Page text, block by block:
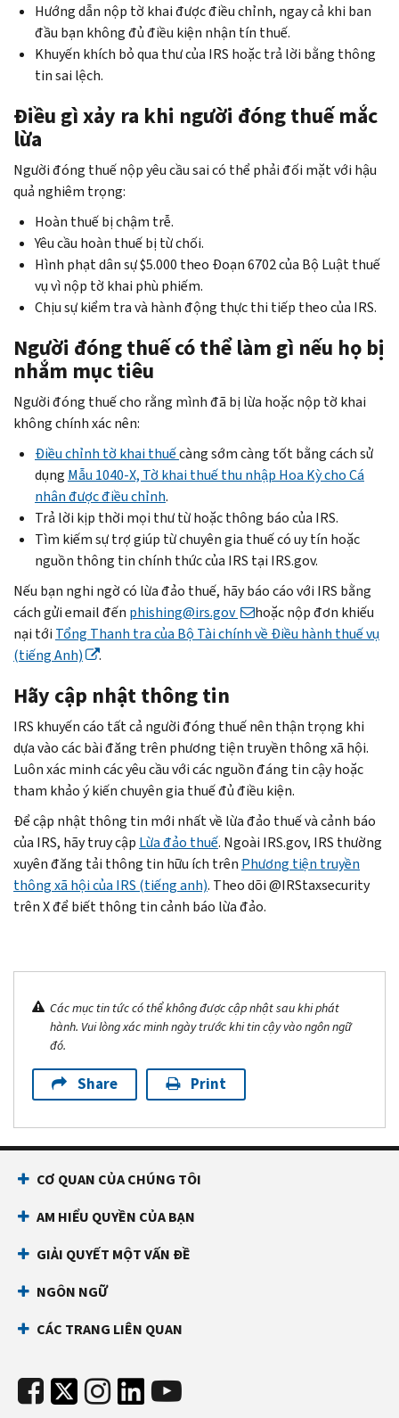
Hướng dẫn nộp tờ khai được điều chỉnh, ngay cả khi ban
đầu bạn không đủ điều kiện nhận tín thuế.
Khuyến khích bỏ qua thư của IRS hoặc trả lời bằng thông
tin sai lệch.
Điều gì xảy ra khi người đóng thuế mắc
lừa
Người đóng thuế nộp yêu cầu sai có thể phải đối mặt với hậu
quả nghiêm trọng:
Hoàn thuế bị chậm trễ.
Yêu cầu hoàn thuế bị từ chối.
Hình phạt dân sự $5.000 theo Đoạn 6702 của Bộ Luật thuế
vụ vì nộp tờ khai phù phiếm.
Chịu sự kiểm tra và hành động thực thi tiếp theo của IRS.
Người đóng thuế có thể làm gì nếu họ bị
nhắm mục tiêu
Người đóng thuế cho rằng mình đã bị lừa hoặc nộp tờ khai
không chính xác nên:
Điều chỉnh tờ khai thuếcàng sớm càng tốt bằng cách sử
dụng Mẫu 1040-X, Tờ khai thuế thu nhập Hoa Kỳ cho Cá
nhân được điều chỉnh.
Trả lời kịp thời mọi thư từ hoặc thông báo của IRS.
Tìm kiếm sự trợ giúp từ chuyên gia thuế có uy tín hoặc
nguồn thông tin chính thức của IRS tại IRS.gov.
Nếu bạn nghi ngờ có lừa đảo thuế, hãy báo cáo với IRS bằng
cách gửi email đến phishing@irs.gov
hoặc nộp đơn khiếu
nại tới Tổng Thanh tra của Bộ Tài chính về Điều hành thuế vụ
(tiếng Anh)
.
Hãy cập nhật thông tin
IRS khuyến cáo tất cả người đóng thuế nên thận trọng khi
dựa vào các bài đăng trên phương tiện truyền thông xã hội.
Luôn xác minh các yêu cầu với các nguồn đáng tin cậy hoặc
tham khảo ý kiến chuyên gia thuế đủ điều kiện.
Để cập nhật thông tin mới nhất về lừa đảo thuế và cảnh báo
của IRS, hãy truy cập Lừa đảo thuế. Ngoài IRS.gov, IRS thường
xuyên đăng tải thông tin hữu ích trên Phương tiện truyền
thông xã hội của IRS (tiếng anh). Theo dõi @IRStaxsecurity
trên X để biết thông tin cảnh báo lừa đảo.
Các mục tin tức có thể không được cập nhật sau khi phát
hành. Vui lòng xác minh ngày trước khi tin cậy vào ngôn ngữ
đó.
Share Print
CƠ QUAN CỦA CHÚNG TÔI
AM HIỂU QUYỀN CỦA BẠN
GIẢI QUYẾT MỘT VẤN ĐỀ
NGÔN NGỮ
CÁC TRANG LIÊN QUAN